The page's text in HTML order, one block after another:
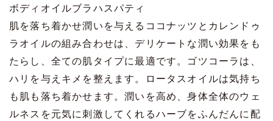
ボディオイルブラハスパティ
肌を落ち着かせ潤いを与えるココナッツとカレンドゥ
ラオイルの組み合わせは、デリケートな潤い効果をも
たらし、全ての肌タイプに最適です。ゴツコーラは、
ハリを与えキメを整えます。ロータスオイルは気持ち
も肌も落ち着かせます。潤いを高め、身体全体のウェ
ルネスを元気に刺激してくれるハーブをふんだんに配